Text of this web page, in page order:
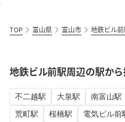
TOP 富山県 富山市 地鉄ビル
地鉄ビル前駅周辺の駅か
不二越駅 大泉駅 南富山駅
荒町駅
桜橋駅 電気ビル前